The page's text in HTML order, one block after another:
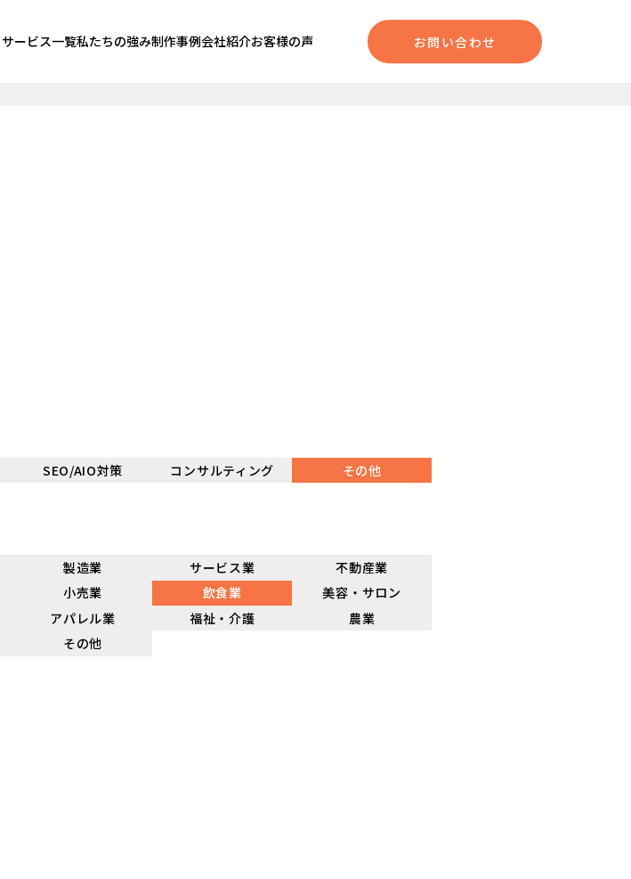
お問い合わせ
サービス一覧私たちの強み制作事例会社紹介お客様の声
SEO/AIO対策 コンサルティング その他
製造業 サービス業
不動産業
小売業 飲食業
美容・サロン
アパレル業 福祉・介護
農業
その他